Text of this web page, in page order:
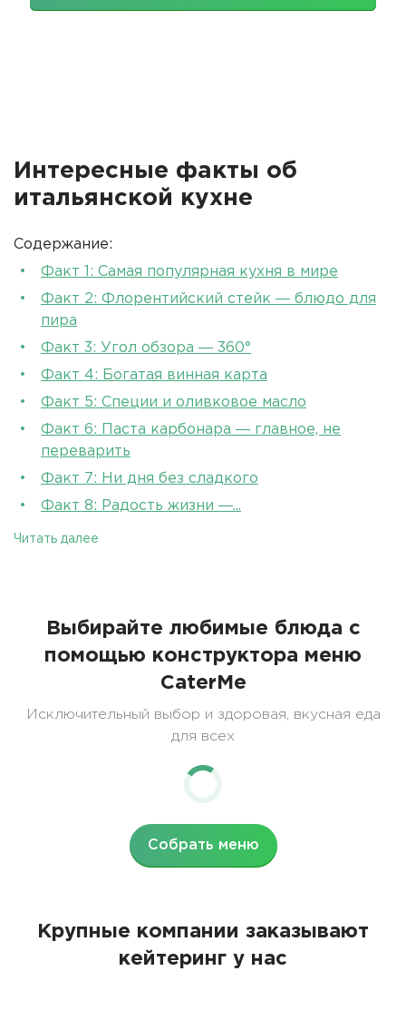
Интересные факты об
итальянской кухне
Содержание:
Факт 1: Самая популярная кухня в мире
Факт 2: Флорентийский стейк ― блюдо для
пира
Факт 3: Угол обзора ― 360°
Факт 4: Богатая винная карта
Факт 5: Специи и оливковое масло
Факт 6: Паста карбонара ― главное, не
переварить
Факт 7: Ни дня без сладкого
Факт 8: Радость жизни ―...
Читать далее
Выбирайте любимые блюда с
помощью конструктора меню
CaterMe
Исключительный выбор и здоровая, вкусная еда
для всех
Собрать меню
Крупные компании заказывают
кейтеринг у нас